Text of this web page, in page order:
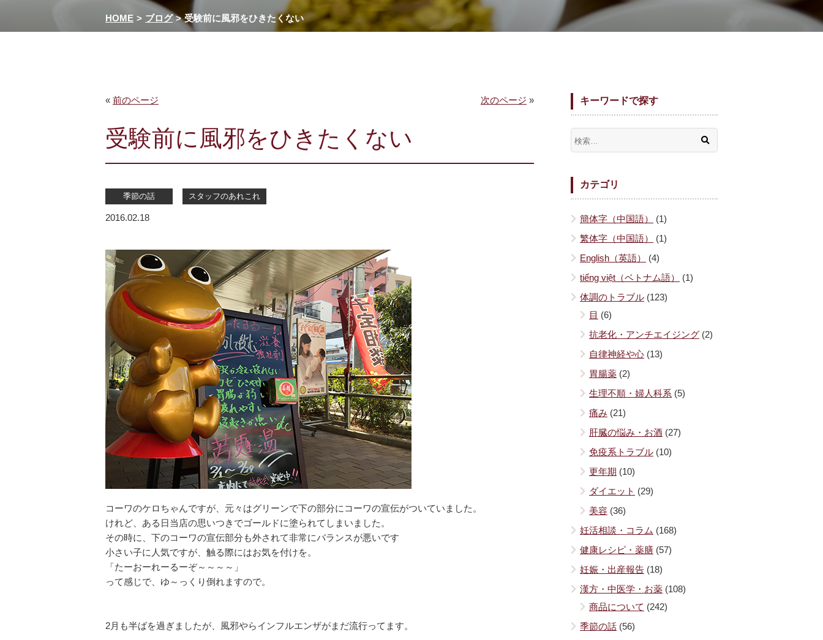
HOME ブログ 受験前に風邪をひきたくない
« 前のページ 次のページ »
受験前に風邪をひきたくない
季節の話 スタッフのあれこれ
2016.02.18
コーワのケロちゃんですが、元々はグリーンで下の部分にコーワの宣伝がついていました。
けれど、ある日当店の思いつきでゴールドに塗られてしまいました。
その時に、下のコーワの宣伝部分も外されて非常にバランスが悪いです
小さい子に人気ですが、触る際にはお気を付けを。
「たーおーれーるーぞ～～～～」
って感じで、ゆ～っくり倒れますので。
2月も半ばを過ぎましたが、風邪やらインフルエンザがまだ流行ってます。
キーワードで探す
カテゴリ
簡体字（中国語）
(1)
繁体字（中国語）
(1)
English（英語）
(4)
tiếng việt（ベトナム語）
(1)
体調のトラブル (123)
目 (6)
抗老化・アンチエイジング (2)
自律神経や心 (13)
胃腸薬 (2)
生理不順・婦人科系 (5)
痛み (21)
肝臓の悩み・お酒 (27)
免疫系トラブル (10)
更年期 (10)
ダイエット (29)
美容 (36)
妊活相談・コラム (168)
健康レシピ・薬膳 (57)
妊娠・出産報告 (18)
漢方・中医学・お薬 (108)
商品について (242)
季節の話 (56)